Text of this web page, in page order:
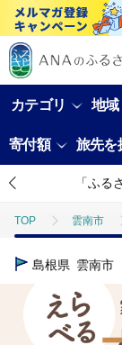
カテゴリ 地域
寄付額 旅先を
「ふる
TOP 雲南市
TOP
TOP 日用品・
島根県 雲南市